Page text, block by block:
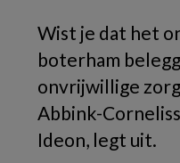
Wist je dat het
boterham
onvrijwillige
Abbink-
Ideon, legt uit.